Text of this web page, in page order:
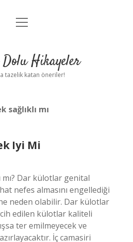
Anasayfa
Yasal Uyarı
menüyü
Hikayeler
tazelik katan öneriler!
sağlıklı mı
Iyi Mi
mı? Dar külotlar genital
nefes almasını engellediği
neden olabilir. Dar külotlar
edilen külotlar kaliteli
ter emilmeyecek ve
İç camasiri